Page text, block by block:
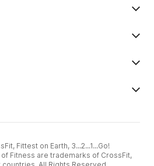
Fittest on Earth, 3...2...1...Go!
Fitness are trademarks of CrossFit,